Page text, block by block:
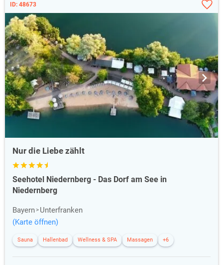
ID: 48673
Nur die Liebe zählt
Seehotel Niedernberg - Das Dorf am See in
Niedernberg
Bayern
Unterfranken
(Karte öffnen)
Sauna Hallenbad Wellness & SPA Massagen +6